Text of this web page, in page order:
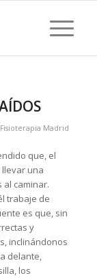
Fisioterapia Madrid
que, el
una
al caminar.
trabaje de
es que, sin
y
inclinándonos
delante,
los